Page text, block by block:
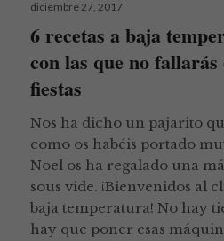
diciembre 27, 2017
6 recetas a baja
con las que no fallarás
fiestas
Nos ha dicho un pajarito
como os habéis portado
Noel os ha regalado una
sous vide. ¡Bienvenidos al
baja temperatura! No hay
hay que poner esas